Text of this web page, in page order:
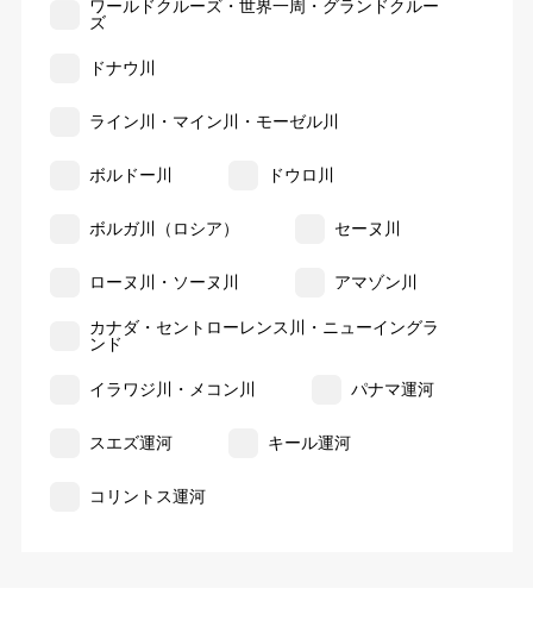
ワールドクルーズ・世界一周・グランドクルー
ズ
ドナウ川
ライン川・マイン川・モーゼル川
ボルドー川 ドウロ川
ボルガ川（ロシア） セーヌ川
ローヌ川・ソーヌ川 アマゾン川
カナダ・セントローレンス川・ニューイングラ
ンド
イラワジ川・メコン川 パナマ運河
スエズ運河 キール運河
コリントス運河